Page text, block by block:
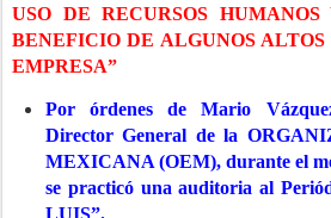
USO DE RECURSOS
BENEFICIO DE ALGUNOS
EMPRESA”
Por órdenes de Mario
Director General de la
MEXICANA (OEM), durante el
se practicó una auditoria al
LUIS”.